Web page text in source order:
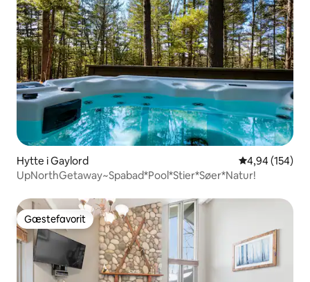
Hytte i Gaylord 4,94 ud af 5 i
4,94 (154)
UpNorthGetaway~Spabad*Pool*Stier*Søer*Natur!
Gæstefavorit
Gæstefavorit